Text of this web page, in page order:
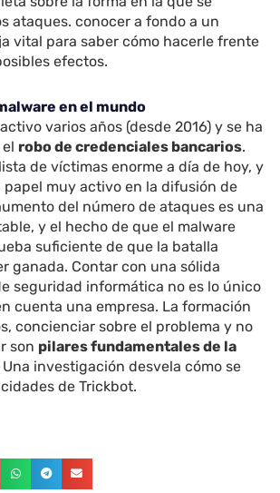
ataques. conocer a fondo a un
vital para saber cómo hacerle frente
efectos.
en el mundo
varios años (desde 2016) y se ha
robo de credenciales bancarios.
de víctimas enorme a día de hoy, y
muy activo en la difusión de
del número de ataques es una
y el hecho de que el malware
suficiente de que la batalla
ganada. Contar con una sólida
seguridad informática no es lo único
cuenta una empresa. La formación
concienciar sobre el problema y no
son pilares fundamentales de la
Una investigación desvela cómo se
de Trickbot.